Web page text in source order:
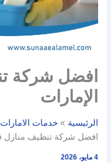
افضل شركة
الإمارات
الرئيسية
خدمات الامارات
افضل شركة تنظيف منازل
4 مايو، 2026